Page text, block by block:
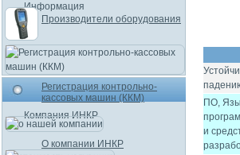
ПО,
и
Информация
Производители оборудования
Регистрация контрольно-
кассовых машин (ККМ)
Компания ИНКР
О компании ИНКР